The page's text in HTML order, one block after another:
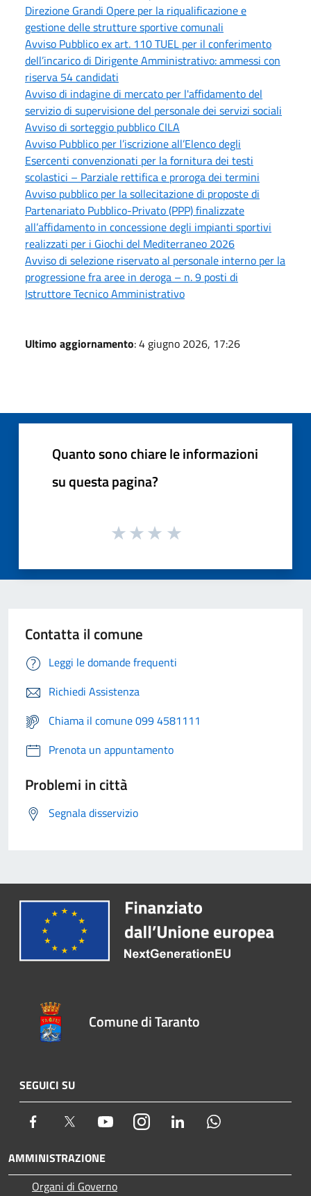
Direzione Grandi Opere per la riqualificazione e
gestione delle strutture sportive comunali
Avviso Pubblico ex art. 110 TUEL per il conferimento
dell’incarico di Dirigente Amministrativo: ammessi con
riserva 54 candidati
Avviso di indagine di mercato per l'affidamento del
servizio di supervisione del personale dei servizi sociali
Avviso di sorteggio pubblico CILA
Avviso Pubblico per l’iscrizione all’Elenco degli
Esercenti convenzionati per la fornitura dei testi
scolastici – Parziale rettifica e proroga dei termini
Avviso pubblico per la sollecitazione di proposte di
Partenariato Pubblico-Privato (PPP) finalizzate
all’affidamento in concessione degli impianti sportivi
realizzati per i Giochi del Mediterraneo 2026
Avviso di selezione riservato al personale interno per la
progressione fra aree in deroga – n. 9 posti di
Istruttore Tecnico Amministrativo
Ultimo aggiornamento: 4 giugno 2026, 17:26
Quanto sono chiare le informazioni
su questa pagina?
Contatta il comune
Leggi le domande frequenti
Richiedi Assistenza
Chiama il comune 099 4581111
Prenota un appuntamento
Problemi in città
Segnala disservizio
Comune di Taranto
SEGUICI SU
Facebook Twitter YoutubeInstagram LinkedIn
AMMINISTRAZIONE
Organi di Governo